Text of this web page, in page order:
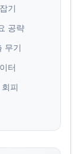
기
공략
무기
터
피